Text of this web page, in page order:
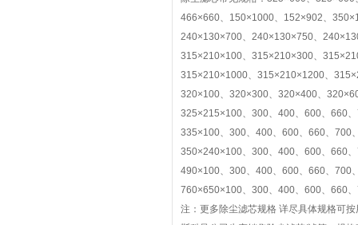
466×660、150×1000、152×902、
240×130×700、240×130×750、
315×210×100、315×210×300、
315×210×1000、315×210×1200、
320×100、320×300、320×400、
325×215×100、300、400、600、660
335×100、300、400、600、660、700
350×240×100、300、400、600、660
490×100、300、400、600、660、700
760×650×100、300、400、600、660
注：更多除尘滤芯规格 详尽具体规格可